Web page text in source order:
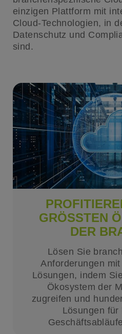
einzigen Plattform mit
Cloud-Technologien, in
Datenschutz und
sind.
GRÖSSTEN
ER
Lösen Sie
Anforderungen
Lösungen, indem
Ökosystem der
zugreifen und
Lösungen für